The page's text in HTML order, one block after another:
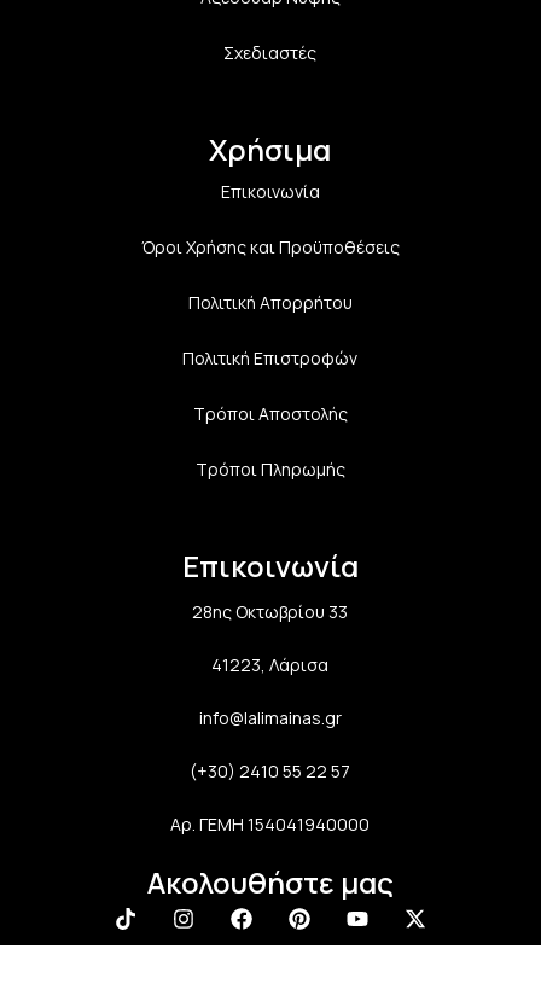
Σχεδιαστές
Χρήσιμα
Επικοινωνία
Όροι Χρήσης και Προϋποθέσεις
Πολιτική Aπορρήτου
Πολιτική Επιστροφών
Τρόποι Αποστολής
Τρόποι Πληρωμής
Επικοινωνία
28ης Οκτωβρίου 33
41223, Λάρισα
info@lalimainas.gr
(+30) 2410 55 22 57
Αρ. ΓΕΜΗ 154041940000
Ακολουθήστε μας